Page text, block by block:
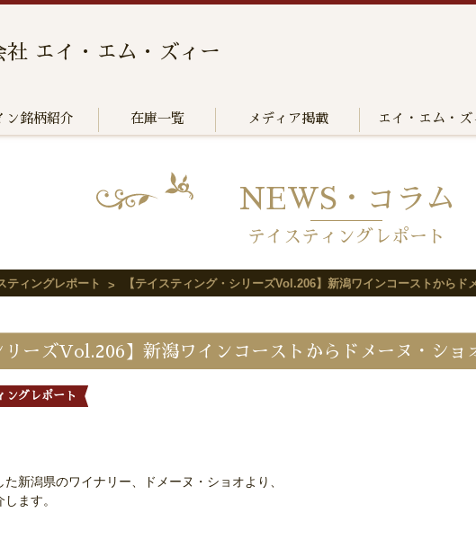
社 エイ・エム・ズィー
ン銘柄紹介 在庫一覧 メディア掲載 エイ・エム・
NEWS・コラム
テイスティングレポート
ティングレポート 【テイスティング・シリーズVol.206】新潟ワインコーストからド
リーズVol.206】新潟ワインコーストからドメーヌ・ショ
ングレポート
新潟県のワイナリー、ドメーヌ・ショオより、
ます。